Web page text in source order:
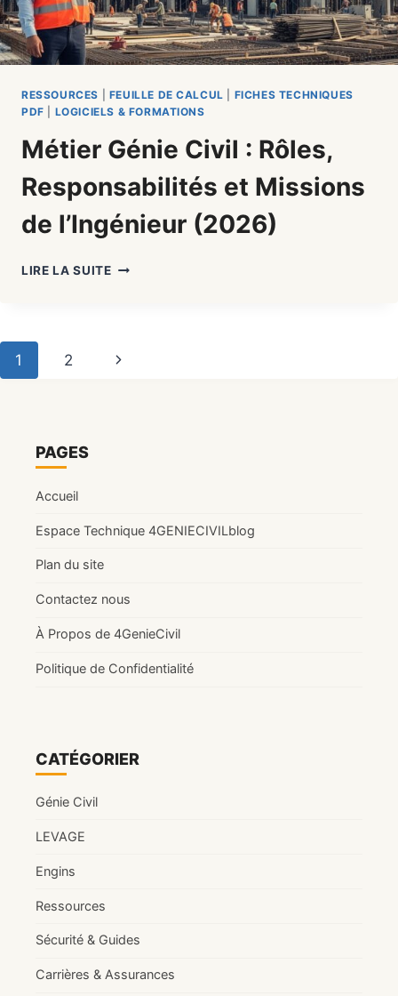
RESSOURCES FEUILLE DE CALCUL
FICHES TECHNIQUES
PDF
LOGICIELS & FORMATIONS
Métier Génie Civil : Rôles,
Responsabilités et Missions
de l’Ingénieur (2026)
LIRE LA SUITEMÉTIER
RESPONSABILITÉS
Navigation
1 2
Page
CATÉGORIER
Génie Civil
LEVAGE
Engins
Ressources
Sécurité & Guides
Carrières & Assurances
PAGES
Accueil
Espace Technique 4GENIECIVILblog
Plan du site
Contactez nous
À Propos de 4GenieCivil
Politique de Confidentialité